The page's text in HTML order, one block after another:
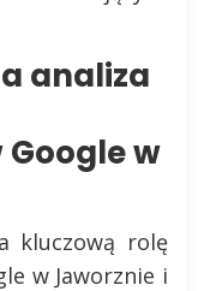
analiza
w
kluczową rolę
w Jaworznie i